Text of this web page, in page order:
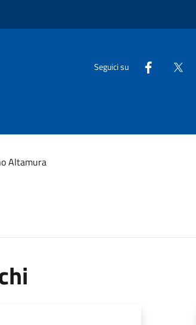
Seguici su
Altamura